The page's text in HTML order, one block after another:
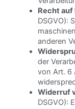
Recht
DSGVO):
anderen
der
von Art. 6
Widerruf
DSGVO):